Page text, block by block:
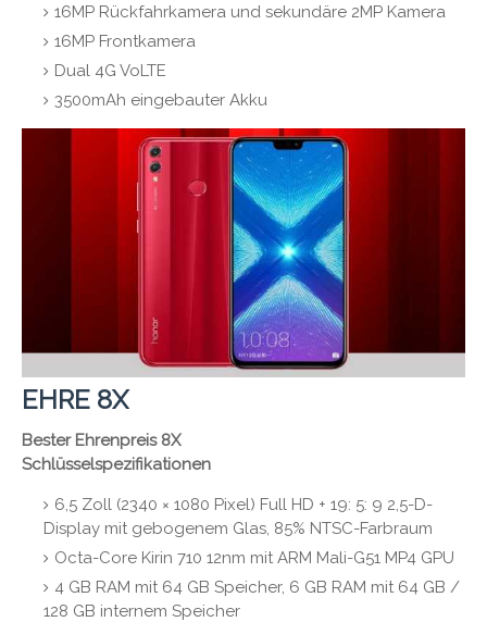
16MP Rückfahrkamera und sekundäre 2MP Kamera
16MP Frontkamera
Dual 4G VoLTE
3500mAh eingebauter Akku
EHRE 8X
Bester Ehrenpreis 8X
Schlüsselspezifikationen
6,5 Zoll (2340 × 1080 Pixel) Full HD + 19: 5: 9 2,5-D-
Display mit gebogenem Glas, 85% NTSC-Farbraum
Octa-Core Kirin 710 12nm mit ARM Mali-G51 MP4 GPU
4 GB RAM mit 64 GB Speicher, 6 GB RAM mit 64 GB /
128 GB internem Speicher